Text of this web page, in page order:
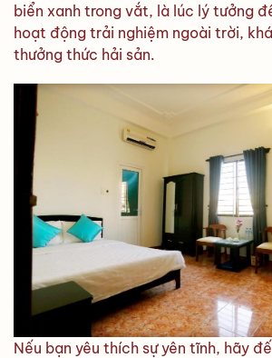
biển xanh trong vắt, là lúc lý tưởng
hoạt động trải nghiệm ngoài trời,
thưởng thức hải sản.
Nếu bạn yêu thích sự yên tĩnh, hãy